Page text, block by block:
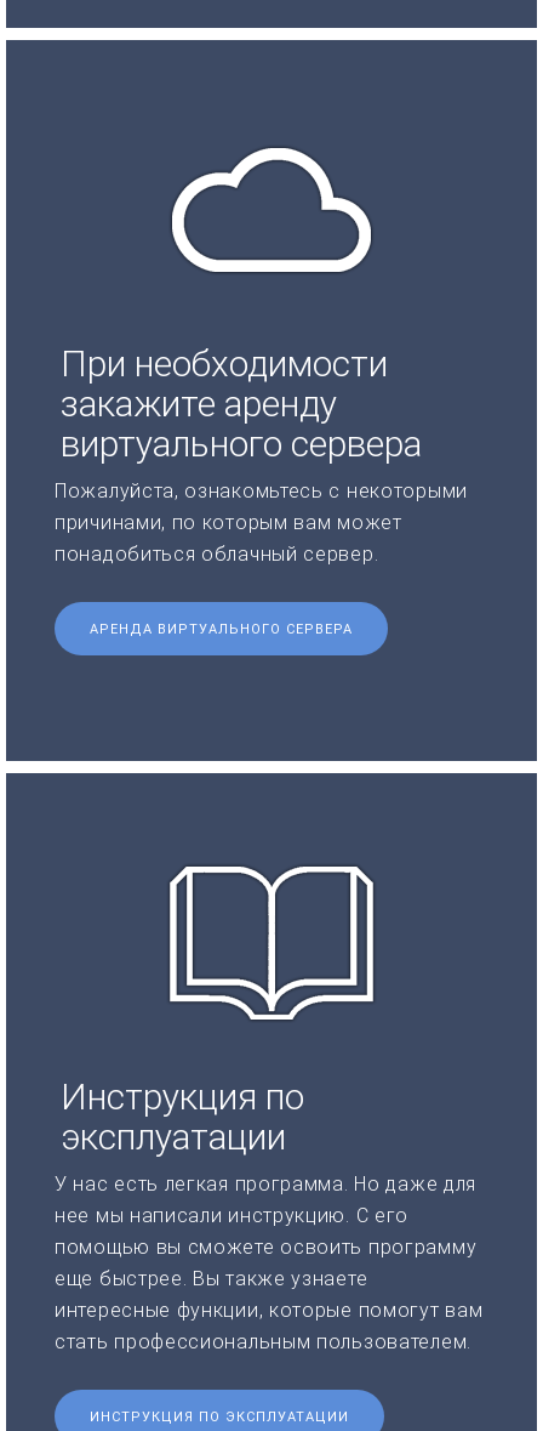
При необходимости
закажите аренду
виртуального сервера
Пожалуйста, ознакомьтесь с некоторыми
причинами, по которым вам может
понадобиться облачный сервер.
АРЕНДА ВИРТУАЛЬНОГО СЕРВЕРА
Инструкция по
эксплуатации
У нас есть легкая программа. Но даже для
нее мы написали инструкцию. С его
помощью вы сможете освоить программу
еще быстрее. Вы также узнаете
интересные функции, которые помогут вам
стать профессиональным пользователем.
ИНСТРУКЦИЯ ПО ЭКСПЛУАТАЦИИ